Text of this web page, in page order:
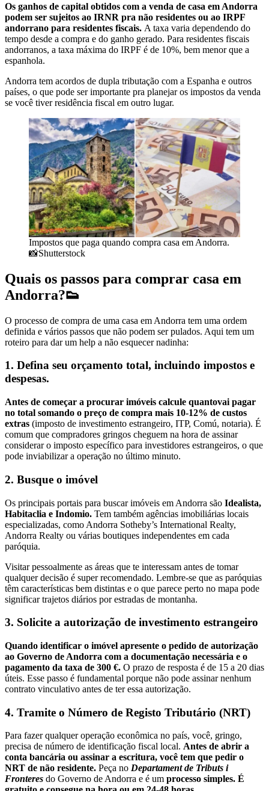
Os ganhos de capital obtidos com a venda de casa em Andorra
podem ser sujeitos ao IRNR pra não residentes ou ao IRPF
andorrano para residentes fiscais. A taxa varia dependendo do
tempo desde a compra e do ganho gerado. Para residentes fiscais
andorranos, a taxa máxima do IRPF é de 10%, bem menor que a
espanhola.
Andorra tem acordos de dupla tributação com a Espanha e outros
países, o que pode ser importante pra planejar os impostos da venda
se você tiver residência fiscal em outro lugar.
Impostos que paga quando compra casa em Andorra.
📸Shutterstock
Quais os passos para comprar casa em
Andorra?👟
O processo de compra de uma casa em Andorra tem uma ordem
definida e vários passos que não podem ser pulados. Aqui tem um
roteiro para dar um help a não esquecer nadinha:
1. Defina seu orçamento total, incluindo impostos e
despesas.
Antes de começar a procurar imóveis calcule quantovai pagar
no total somando o preço de compra mais 10-12% de custos
extras (imposto de investimento estrangeiro, ITP, Comú, notaria). É
comum que compradores gringos cheguem na hora de assinar
considerar o imposto específico para investidores estrangeiros, o que
pode inviabilizar a operação no último minuto.
2. Busque o imóvel
Os principais portais para buscar imóveis em Andorra são Idealista,
Habitaclia e Indomio. Tem também agências imobiliárias locais
especializadas, como Andorra Sotheby’s International Realty,
Andorra Realty ou várias boutiques independentes em cada
paróquia.
Visitar pessoalmente as áreas que te interessam antes de tomar
qualquer decisão é super recomendado. Lembre-se que as paróquias
têm características bem distintas e o que parece perto no mapa pode
significar trajetos diários por estradas de montanha.
3. Solicite a autorização de investimento estrangeiro
Quando identificar o imóvel apresente o pedido de autorização
ao Governo de Andorra com a documentação necessária e o
pagamento da taxa de 300 €. O prazo de resposta é de 15 a 20 dias
úteis. Esse passo é fundamental porque não pode assinar nenhum
contrato vinculativo antes de ter essa autorização.
4. Tramite o Número de Registo Tributário (NRT)
Para fazer qualquer operação econômica no país, você, gringo,
precisa de número de identificação fiscal local. Antes de abrir a
conta bancária ou assinar a escritura, você tem que pedir o
NRT de não residente. Peça no Departament de Tributs i
Fronteres do Governo de Andorra e é um processo simples. É